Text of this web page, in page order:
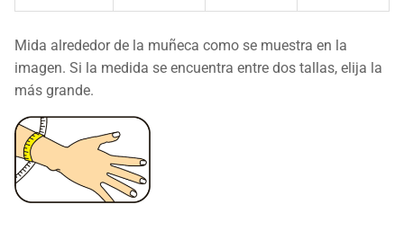
Mida alrededor de la muñeca como se muestra en la
imagen. Si la medida se encuentra entre dos tallas, elija la
más grande.